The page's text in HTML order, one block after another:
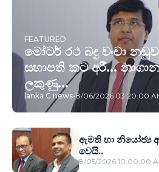
FEATURED
මෝටර් රථ බදු වංචා
සභාපති කට අරී...
ලකුණු...
lanka C news-8/06/2026 03:20:00
ඇමති හා නියෝජ්‍ය
වෙයි..
8/05/2026 10:00:00